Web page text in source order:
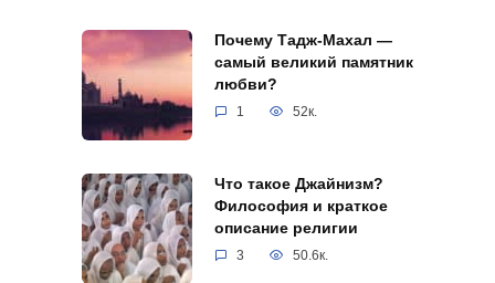
Почему Тадж-Махал —
самый великий памятник
любви?
1 52к.
Что такое Джайнизм?
Философия и краткое
описание религии
3 50.6к.